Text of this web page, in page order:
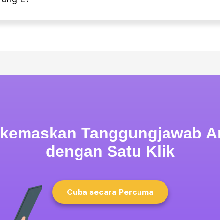
Tanggungjawab
dengan Satu Klik
Cuba secara Percuma